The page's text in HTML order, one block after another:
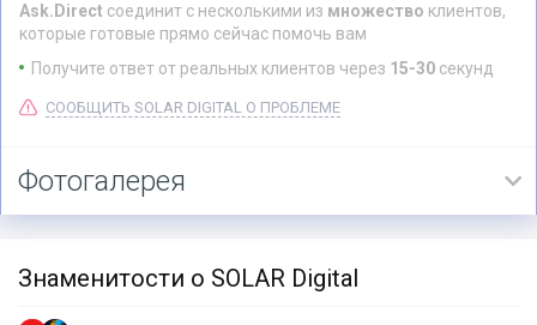
Ask.Direct соединит с несколькими из множество клиентов,
которые готовые прямо сейчас помочь вам
Получите ответ от реальных клиентов через 15-30 секунд
СООБЩИТЬ SOLAR DIGITAL О ПРОБЛЕМЕ
Фотогалерея
Знаменитости о SOLAR Digital